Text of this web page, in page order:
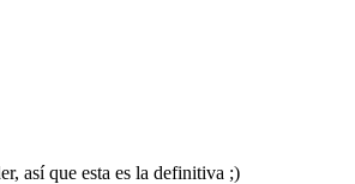
así que esta es la definitiva ;)